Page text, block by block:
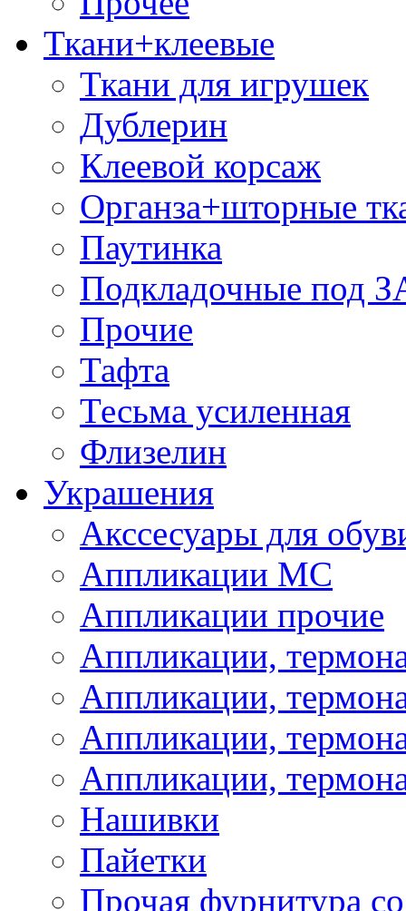
Ткани+клеевые
Ткани для игрушек
Дублерин
Клеевой корсаж
Органза+шторные
Паутинка
Подкладочные под
Прочие
Тафта
Тесьма усиленная
Флизелин
Украшения
Акссесуары для
Аппликации МС
Аппликации прочие
Аппликации,
Аппликации,
Аппликации,
Аппликации,
Нашивки
Пайетки
Прочая фурнитура